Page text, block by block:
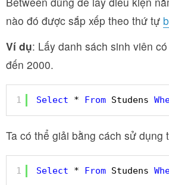
nào đó được sắp xếp theo thứ tự
Ví dụ: Lấy danh sách sinh viên
đến 2000.
1 Select * From Studens
Ta có thể giải bằng cách sử dụng
1 Select * From Studens